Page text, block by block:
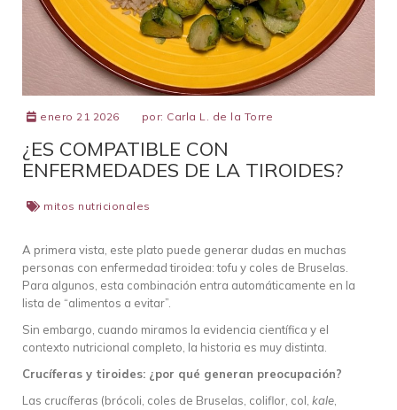
enero 21 2026 por: Carla L. de la Torre
¿ES COMPATIBLE CON
ENFERMEDADES DE LA TIROIDES?
mitos nutricionales
A primera vista, este plato puede generar dudas en muchas
personas con enfermedad tiroidea: tofu y coles de Bruselas.
Para algunos, esta combinación entra automáticamente en la
lista de “alimentos a evitar”.
Sin embargo, cuando miramos la evidencia científica y el
contexto nutricional completo, la historia es muy distinta.
Crucíferas y tiroides: ¿por qué generan preocupación?
Las crucíferas (brócoli, coles de Bruselas, coliflor, col, kale